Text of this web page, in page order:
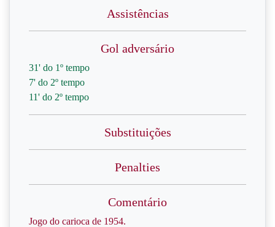
Assistências
Gol adversário
31' do 1º tempo
7' do 2º tempo
11' do 2º tempo
Substituições
Penalties
Comentário
Jogo do carioca de 1954.